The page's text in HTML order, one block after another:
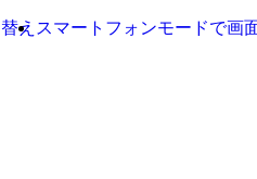
え スマートフォンモードで画